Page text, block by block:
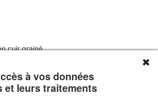
cuir grainé
✖
à vos données
et leurs traitements